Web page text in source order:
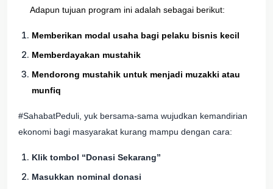
Adapun tujuan program ini adalah sebagai berikut:
Memberikan modal usaha bagi pelaku bisnis kecil
Memberdayakan mustahik
Mendorong mustahik untuk menjadi muzakki atau
munfiq
#SahabatPeduli, yuk bersama-sama wujudkan kemandirian
ekonomi bagi masyarakat kurang mampu dengan cara:
Klik tombol “Donasi Sekarang”
Masukkan nominal donasi